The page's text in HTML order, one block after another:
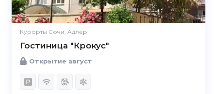
Курорты Сочи, Адлер
Гостиница "Крокус"
Открытие август